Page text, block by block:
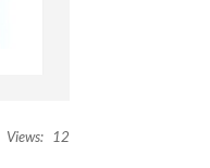
Views: 12